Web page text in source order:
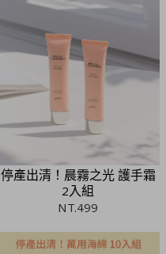
停產出清！晨霧之光 護手霜
2入組
NT.499